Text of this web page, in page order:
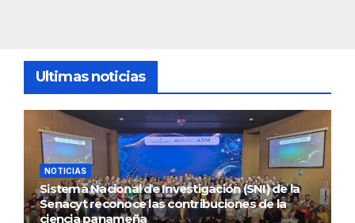
Ultimas noticias
NOTICIAS
Sistema Nacional de Investigación (SNI) de la
Senacyt reconoce las contribuciones de la
ciencia panameña